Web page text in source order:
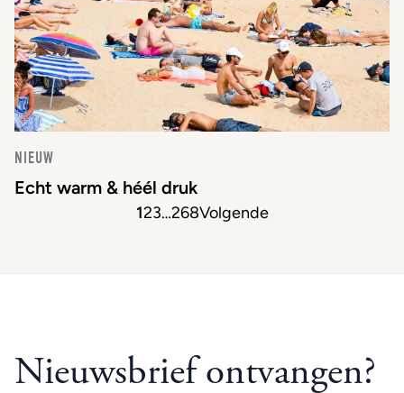
NIEUW
Echt warm & héél druk
123…268Volgende
Nieuwsbrief ontvangen?